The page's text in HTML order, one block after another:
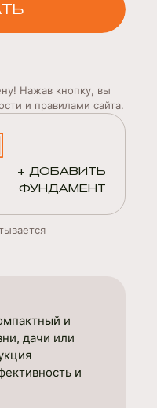
Нажав кнопку, вы
и правилами сайта.
+ ДОБАВИТЬ
ФУНДАМЕНТ
и
дачи или
и